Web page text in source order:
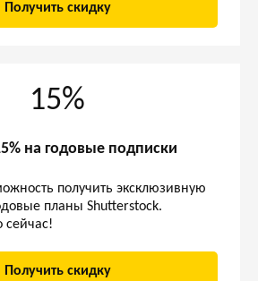
Получить скидку
15%
на годовые подписки
получить эксклюзивную
планы Shutterstock.
Получить скидку